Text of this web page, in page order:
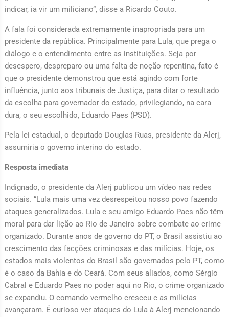
indicar, ia vir um miliciano”, disse a Ricardo Couto.
A fala foi considerada extremamente inapropriada para um
presidente da república. Principalmente para Lula, que prega o
diálogo e o entendimento entre as instituições. Seja por
desespero, despreparo ou uma falta de noção repentina, fato é
que o presidente demonstrou que está agindo com forte
influência, junto aos tribunais de Justiça, para ditar o resultado
da escolha para governador do estado, privilegiando, na cara
dura, o seu escolhido, Eduardo Paes (PSD).
Pela lei estadual, o deputado Douglas Ruas, presidente da Alerj,
assumiria o governo interino do estado.
Resposta imediata
Indignado, o presidente da Alerj publicou um vídeo nas redes
sociais. “Lula mais uma vez desrespeitou nosso povo fazendo
ataques generalizados. Lula e seu amigo Eduardo Paes não têm
moral para dar lição ao Rio de Janeiro sobre combate ao crime
organizado. Durante anos de governo do PT, o Brasil assistiu ao
crescimento das facções criminosas e das milícias. Hoje, os
estados mais violentos do Brasil são governados pelo PT, como
é o caso da Bahia e do Ceará. Com seus aliados, como Sérgio
Cabral e Eduardo Paes no poder aqui no Rio, o crime organizado
se expandiu. O comando vermelho cresceu e as milícias
avançaram. É curioso ver ataques do Lula à Alerj mencionando